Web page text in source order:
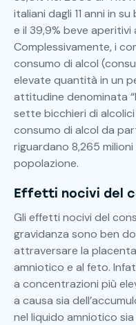
italiani dagli 11 anni in
e il 39,9% beve aperitivi
Complessivamente, i
consumo di alcol
elevate quantità in un
attitudine denominata
sette bicchieri di alcolici
consumo di alcol da
riguardano 8,265 milioni
popolazione.
Effetti nocivi del
Gli effetti nocivi del
gravidanza sono ben
attraversare la
amniotico e al feto.
a concentrazioni più
a causa sia
nel liquido amniotico